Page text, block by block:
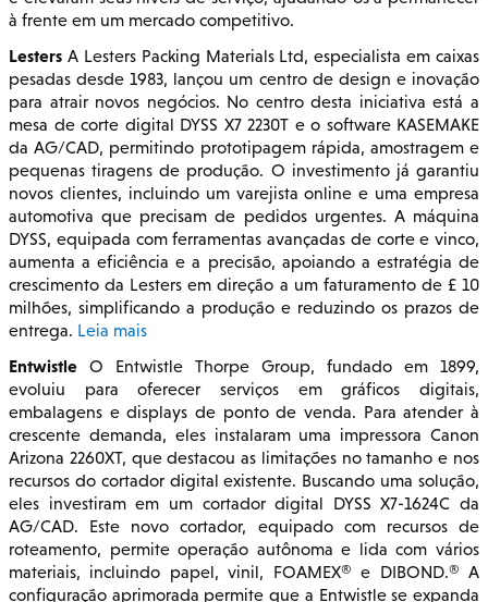
à frente em um mercado competitivo.
Lesters A Lesters Packing Materials Ltd, especialista em caixas
pesadas desde 1983, lançou um centro de design e inovação
para atrair novos negócios. No centro desta iniciativa está a
mesa de corte digital DYSS X7 2230T e o software KASEMAKE
da AG/CAD, permitindo prototipagem rápida, amostragem e
pequenas tiragens de produção. O investimento já garantiu
novos clientes, incluindo um varejista online e uma empresa
automotiva que precisam de pedidos urgentes. A máquina
DYSS, equipada com ferramentas avançadas de corte e vinco,
aumenta a eficiência e a precisão, apoiando a estratégia de
crescimento da Lesters em direção a um faturamento de £ 10
milhões, simplificando a produção e reduzindo os prazos de
entrega. Leia mais
Entwistle O Entwistle Thorpe Group, fundado em 1899,
evoluiu para oferecer serviços em gráficos digitais,
embalagens e displays de ponto de venda. Para atender à
crescente demanda, eles instalaram uma impressora Canon
Arizona 2260XT, que destacou as limitações no tamanho e nos
recursos do cortador digital existente. Buscando uma solução,
eles investiram em um cortador digital DYSS X7-1624C da
AG/CAD. Este novo cortador, equipado com recursos de
roteamento, permite operação autônoma e lida com vários
materiais, incluindo papel, vinil, FOAMEX® e DIBOND.® A
configuração aprimorada permite que a Entwistle se expanda